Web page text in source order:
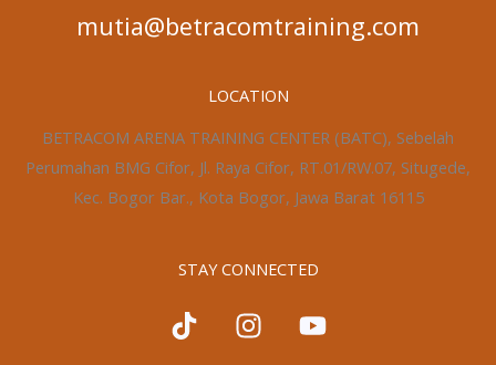
mutia@betracomtraining.com
LOCATION
BETRACOM ARENA TRAINING CENTER (BATC), Sebelah
Perumahan BMG Cifor, Jl. Raya Cifor, RT.01/RW.07, Situgede,
Kec. Bogor Bar., Kota Bogor, Jawa Barat 16115
STAY CONNECTED